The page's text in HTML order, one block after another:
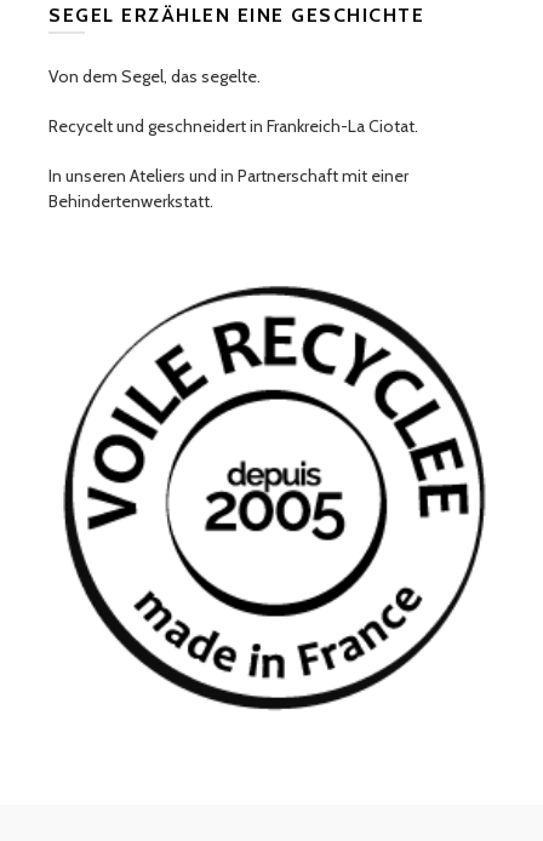
SEGEL ERZÄHLEN EINE GESCHICHTE
Von dem Segel, das segelte.
Recycelt und geschneidert in Frankreich-La Ciotat.
In unseren Ateliers und in Partnerschaft mit einer
Behindertenwerkstatt.